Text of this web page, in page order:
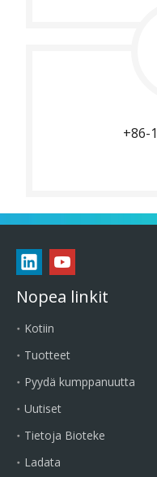
+86-
Nopea linkit
Kotiin
Tuotteet
Pyydä kumppanuutta
Uutiset
Tietoja Bioteke
Ladata